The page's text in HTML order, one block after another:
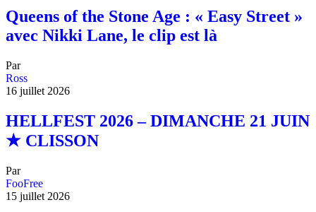
Queens of the Stone Age : « Easy Street »
avec Nikki Lane, le clip est là
Par
Ross
16 juillet 2026
HELLFEST 2026 – DIMANCHE 21 JUIN
★ CLISSON
Par
FooFree
15 juillet 2026